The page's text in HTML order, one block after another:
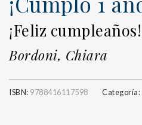
¡Feliz cumpleaños!
Bordoni, Chiara
ISBN: 9788416117598 Categoría: